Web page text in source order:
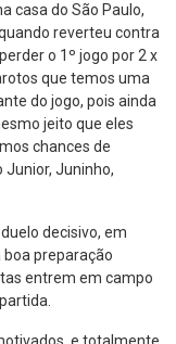
casa do São Paulo,
reverteu contra
o 1º jogo por 2 x
que temos uma
do jogo, pois ainda
jeito que eles
chances de
Junior, Juninho,
decisivo, em
preparação
entrem em campo